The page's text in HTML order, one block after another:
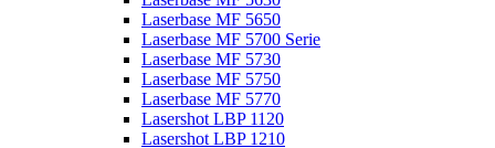
Laserbase MF 5650
Laserbase MF 5700 Serie
Laserbase MF 5730
Laserbase MF 5750
Laserbase MF 5770
Lasershot LBP 1120
Lasershot LBP 1210